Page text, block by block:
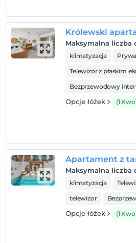
Przed 12:00
Zwierzęta
Zwierzęta niedozwolone
W obiekcie nie mogą zostać
Maksymalna liczba
klimatyzacja
Telewizor z płaskim
Bezprzewodowy
Opcje łóżek (1
Apartament z
Maksymalna liczba
klimatyzacja
telewizor
Opcje łóżek (1